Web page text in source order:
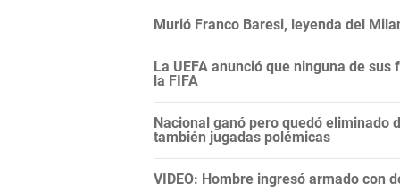
Murió Franco Baresi, leyenda del
La UEFA anunció que ninguna de
la FIFA
Nacional ganó pero quedó eliminado
también jugadas polémicas
VIDEO: Hombre ingresó armado con